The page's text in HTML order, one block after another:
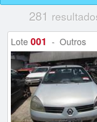
281
Lote 001 - Outros